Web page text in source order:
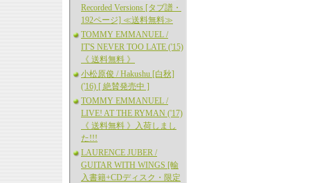
Recorded Versions [タブ譜・
192ページ] ≪送料無料≫
TOMMY EMMANUEL /
IT'S NEVER TOO LATE ('15)
《 送料無料 》
小松原俊 / Hakushu [白秋]
('16) [ 絶賛発売中 ]
TOMMY EMMANUEL /
LIVE! AT THE RYMAN ('17)
《 送料無料 》入荷しまし
た!!!
LAURENCE JUBER /
GUITAR WITH WINGS [輸
入書籍+CDディスク・限定